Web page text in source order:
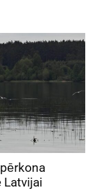
Latvijai